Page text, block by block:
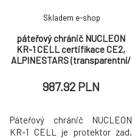
páteřový chránič NUCLEON
KR-1 CELL certifikace CE2,
ALPINESTARS (transparentní/
Skladem e-shop
987.92 PLN
Páteřový chránič NUCLEON
KR-1 CELL je protektor zad,